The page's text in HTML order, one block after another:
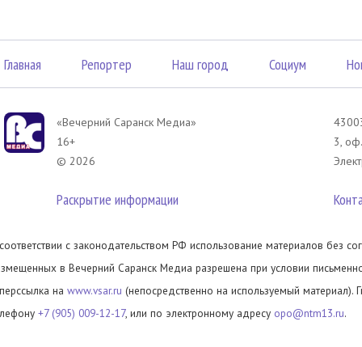
Главная Репортер Наш город Социум
«Вечерний Саранск Mедиа»
16+
© 2026
Раскрытие информации
3,
с законодательством РФ использование материалов без
в Вечерний Саранск Медиа разрешена при условии
на www.vsar.ru (непосредственно на используемый материал).
+7 (905) 009-12-17, или по электронному адресу opo@ntm13.ru.